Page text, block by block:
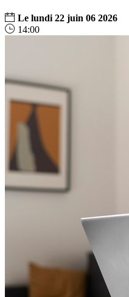
Le lundi 22 juin 06 2026
14:00